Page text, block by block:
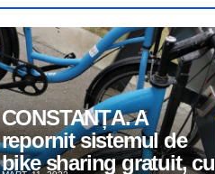
CONSTANȚA. A
repornit sistemul de
bike sharing gratuit, cu